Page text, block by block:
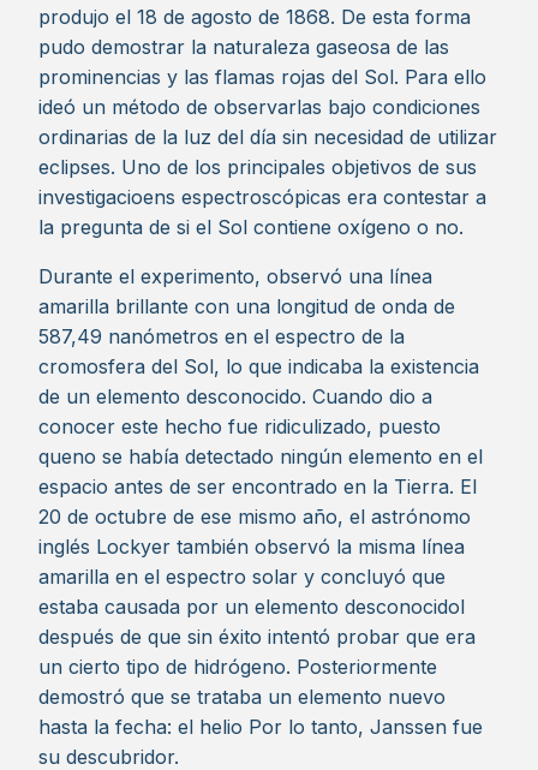
produjo el 18 de agosto de 1868. De esta forma
pudo demostrar la naturaleza gaseosa de las
prominencias y las flamas rojas del Sol. Para ello
ideó un método de observarlas bajo condiciones
ordinarias de la luz del día sin necesidad de utilizar
eclipses. Uno de los principales objetivos de sus
investigacioens espectroscópicas era contestar a
la pregunta de si el Sol contiene oxígeno o no.
Durante el experimento, observó una línea
amarilla brillante con una longitud de onda de
587,49 nanómetros en el espectro de la
cromosfera del Sol, lo que indicaba la existencia
de un elemento desconocido. Cuando dio a
conocer este hecho fue ridiculizado, puesto
queno se había detectado ningún elemento en el
espacio antes de ser encontrado en la Tierra. El
20 de octubre de ese mismo año, el astrónomo
inglés Lockyer también observó la misma línea
amarilla en el espectro solar y concluyó que
estaba causada por un elemento desconocidol
después de que sin éxito intentó probar que era
un cierto tipo de hidrógeno. Posteriormente
demostró que se trataba un elemento nuevo
hasta la fecha: el helio Por lo tanto, Janssen fue
su descubridor.